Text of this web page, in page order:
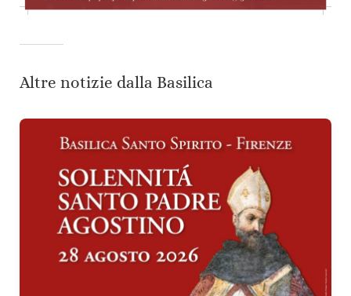
Altre notizie dalla Basilica